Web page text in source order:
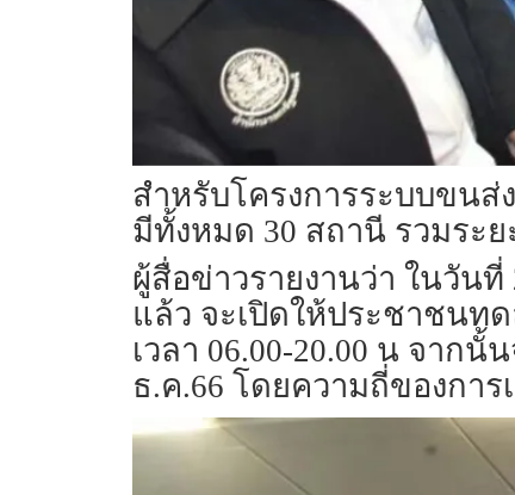
สำหรับโครงการระบบขน
มีทั้งหมด 30 สถานี รวมระย
ผู้สื่อข่าวรายงานว่า ในวัน
แล้ว จะเปิดให้ประชาชนทด
เวลา 06.00-20.00 น จาก
ธ.ค.​66 โดยความถี่ของกา